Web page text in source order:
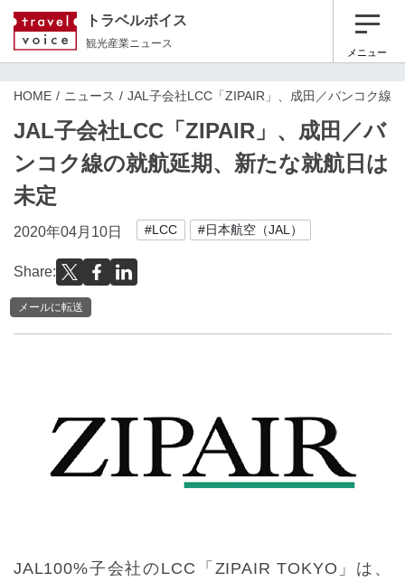
トラベルボイス
観光産業ニュース
メニュー
HOME ニュース JAL子会社LCC「ZIPAIR」、成田／バンコク線
JAL子会社LCC「ZIPAIR」、成田／バ
ンコク線の就航延期、新たな就航日は
未定
2020年04月10日 #LCC #日本航空（JAL）
Share:
メールに転送
JAL100%子会社のLCC「ZIPAIR TOKYO」は、